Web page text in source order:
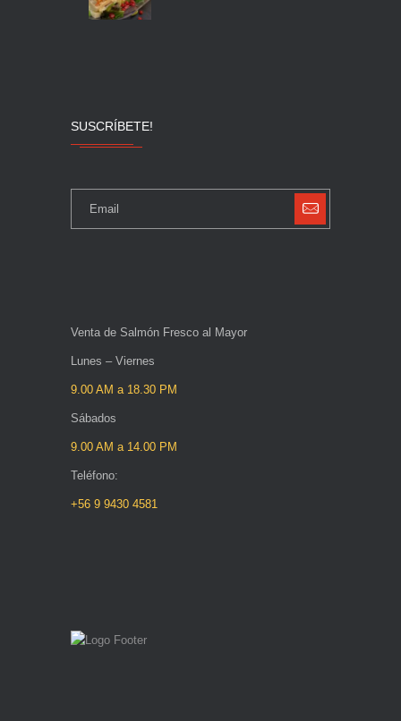
SUSCRÍBETE!
Venta de Salmón Fresco al Mayor
Lunes – Viernes
9.00 AM a 18.30 PM
Sábados
9.00 AM a 14.00 PM
Teléfono:
+56 9 9430 4581